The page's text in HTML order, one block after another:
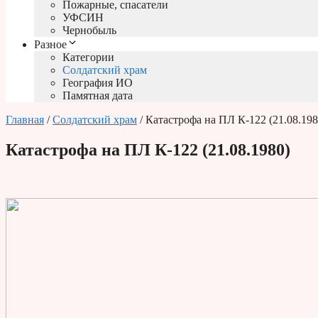
Пожарные, спасатели
УФСИН
Чернобыль
Разное
Категории
Солдатский храм
География ИО
Памятная дата
Главная /Солдатский храм / Катастрофа на ПЛ К-122
Катастрофа на ПЛ К-122 (21.08.1980)